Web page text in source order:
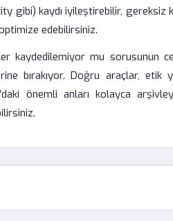
gibi) kaydı iyileştirebilir, gereksiz
edebilirsiniz.
kaydedilemiyor mu sorusunun
bırakıyor. Doğru araçlar, etik
önemli anları kolayca